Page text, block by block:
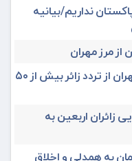
نداریم/بیانیه
رئیس ستاد مرکزی اربعین: سهم مهران از تردد زائر بیش از ۵۰
زائران اربعین به‌
به همدلی و اخلاق